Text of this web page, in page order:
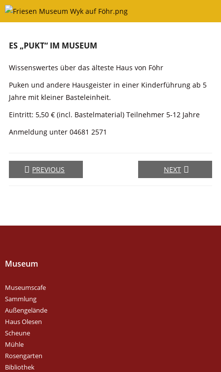
Skip
ES „PUKT“ IM MUSEUM
Wissenswertes über das älteste Haus von Föhr
Puken und andere Hausgeister in einer Kinderführung ab 5
Jahre mit kleiner Basteleinheit.
Eintritt: 5,50 € (incl. Bastelmaterial) Teilnehmer 5-12 Jahre
Anmeldung unter 04681 2571
PREVIOUS NEXT
Museum
Museumscafe
Sammlung
Außengelände
Haus Olesen
Scheune
Mühle
Rosengarten
Bibliothek